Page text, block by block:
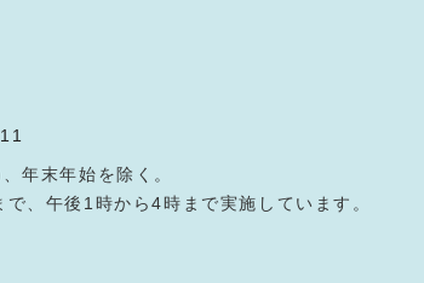
年末年始を除く。
、午後1時から4時まで実施しています。